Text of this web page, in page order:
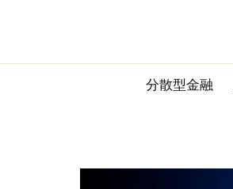
content
分散型金融